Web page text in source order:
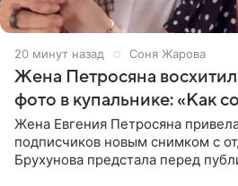
20 минут назад Соня Жарова
Жена Петросяна
фото в купальнике: «Как
Жена Евгения Петросяна
подписчиков новым снимком с
Брухунова предстала перед